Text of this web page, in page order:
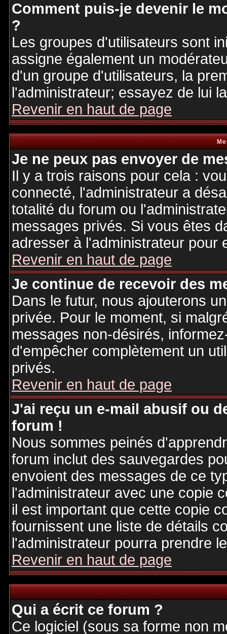
Comment puis-je devenir le
?
Les groupes d'utilisateurs sont
assigne également un
d'un groupe d'utilisateurs, la
l'administrateur; essayez de lui
Revenir en haut de page
Je ne peux pas envoyer de
Il y a trois raisons pour cela :
connecté, l'administrateur a
totalité du forum ou
messages privés. Si vous êtes
adresser à l'administrateur pour
Revenir en haut de page
Je continue de recevoir des
Dans le futur, nous ajouterons
privée. Pour le moment, si
messages non-désirés,
d'empêcher complètement un
privés.
Revenir en haut de page
J'ai reçu un e-mail abusif ou
forum !
Nous sommes peinés
forum inclut des sauvegardes
envoient des messages de ce
l'administrateur avec une copie
il est important que cette copie
fournissent une liste de détails
l'administrateur pourra prendre
Revenir en haut de page
Qui a écrit ce forum ?
Ce logiciel (sous sa forme non